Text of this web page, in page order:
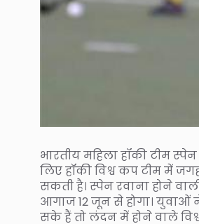
भारतीय महिला हॉकी टीम
लिए हॉकी विश्व कप टीम में
सकती है। स्पेन रवाना होने
आगाज 12 जून से होगा। युवाओं
सके हैं तो लंदन में होने वाले